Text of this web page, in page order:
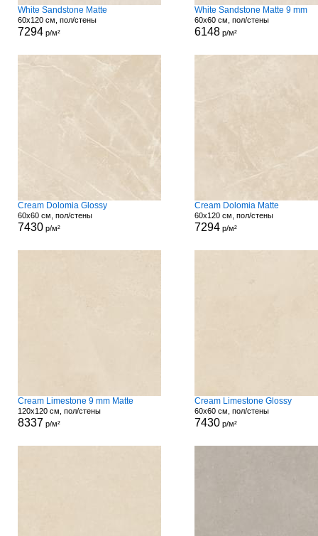
White Sandstone Matte
60x120 см, пол/стены
7294 р/м²
White Sandstone Matte 9 mm
60x60 см, пол/стены
6148 р/м²
Cream Dolomia Glossy
60x60 см, пол/стены
7430 р/м²
Cream Dolomia Matte
60x120 см, пол/стены
7294 р/м²
Cream Limestone 9 mm Matte
120x120 см, пол/стены
8337 р/м²
Cream Limestone Glossy
60x60 см, пол/стены
7430 р/м²